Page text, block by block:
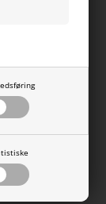
kvalitet,